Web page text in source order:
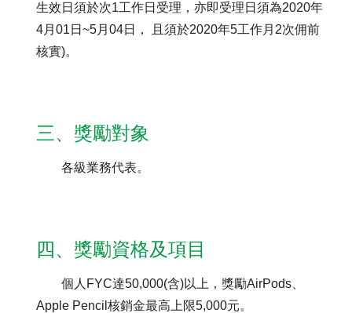
生效日須於次1工作日受理，亦即受理日須為2020年
4月01日~5月04日， 且須於2020年5工作月2次佣前
核實)。
三、獎勵對象
各級業務代表。
四、獎勵資格及項目
個人FYC達50,000(含)以上，獎勵AirPods、
Apple Pencil核銷金最高上限5,000元。